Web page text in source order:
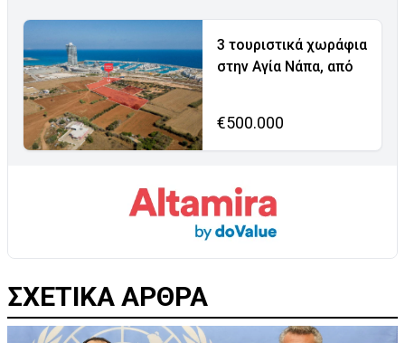
3 τουριστικά χωράφια
στην Αγία Νάπα, από
€500.000
ΣΧΕΤΙΚΑ ΑΡΘΡΑ